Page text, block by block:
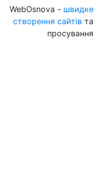
WebOsnova - швидке
створення сайтів та
просування